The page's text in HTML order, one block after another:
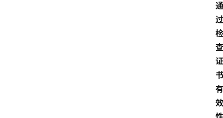
通
过
检
查
证
书
有
效